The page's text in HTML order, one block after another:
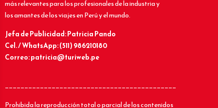
más relevantes para los profesionales de la industria y
los amantes de los viajes en Perú y el mundo.
Jefa de Publicidad: Patricia Pando
Cel. / WhatsApp: (511) 986210180
Correo: patricia@turiweb.pe
____________________________________________
Prohibida la reproducción total o parcial de los contenidos